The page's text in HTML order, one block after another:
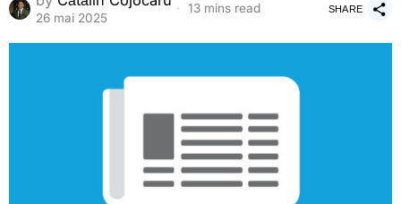
26 mai 2025
13 mins read SHARE